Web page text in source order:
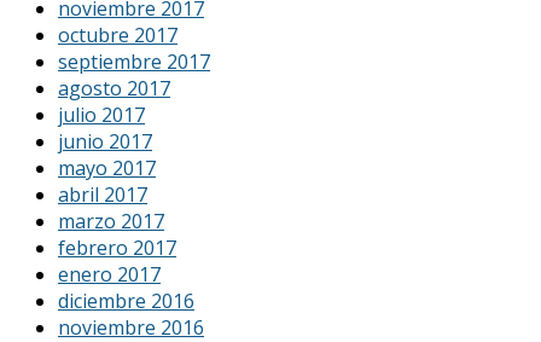
noviembre 2017
octubre 2017
septiembre 2017
agosto 2017
julio 2017
junio 2017
mayo 2017
abril 2017
marzo 2017
febrero 2017
enero 2017
diciembre 2016
noviembre 2016